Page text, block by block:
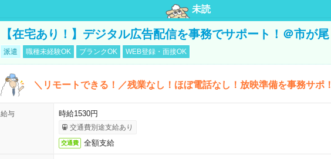
未読
【在宅あり！】デジタル広告配信を事務でサポート！＠市が尾
派遣 職種未経験OK ブランクOK WEB登録・面接OK
＼リモートできる！／残業なし！ほぼ電話なし！放映準備を事務サポ！
給与 時給1530円
交通費別途支給あり
交通費 全額支給